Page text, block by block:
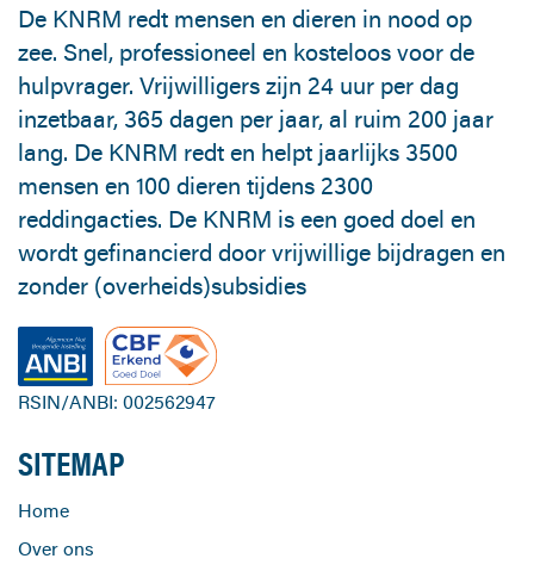
De KNRM redt mensen en dieren in nood op
zee. Snel, professioneel en kosteloos voor de
hulpvrager. Vrijwilligers zijn 24 uur per dag
inzetbaar, 365 dagen per jaar, al ruim 200 jaar
lang. De KNRM redt en helpt jaarlijks 3500
mensen en 100 dieren tijdens 2300
reddingacties. De KNRM is een goed doel en
wordt gefinancierd door vrijwillige bijdragen en
zonder (overheids)subsidies
RSIN/ANBI: 002562947
SITEMAP
Home
Over ons